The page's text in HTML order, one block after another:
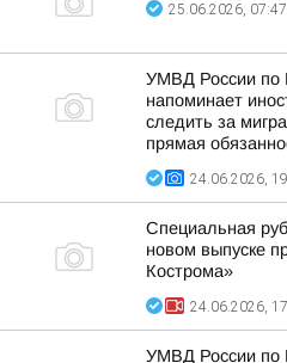
25.06.2026, 07:47
УМВД России по
напоминает
следить за
прямая
24.06.2026,
Специальная
новом выпуске
Кострома»
24.06.2026,
УМВД России по